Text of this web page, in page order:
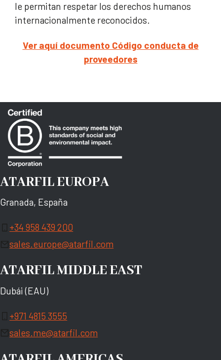
le permitan respetar los derechos humanos
internacionalmente reconocidos.
Ver aquí documento Código conducta de
proveedores
ATARFIL EUROPA
Granada, España
+34 958 439 200
sales.europe@atarfil.com
ATARFIL MIDDLE EAST
Dubái (EAU)
+971 4815 3555
sales.me@atarfil.com